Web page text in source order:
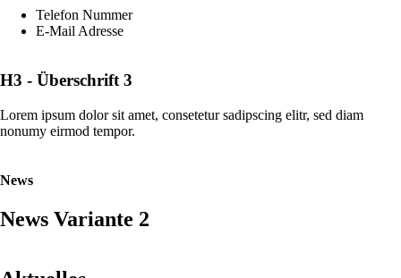
Telefon Nummer
E-Mail Adresse
H3 - Überschrift 3
Lorem ipsum dolor sit amet, consetetur sadipscing elitr, sed diam
nonumy eirmod tempor.
News
News Variante 2